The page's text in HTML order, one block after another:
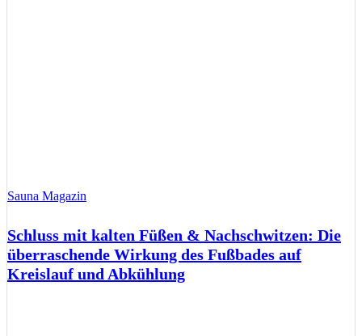
Sauna Magazin
Schluss mit kalten Füßen & Nachschwitzen: Die
überraschende Wirkung des Fußbades auf
Kreislauf und Abkühlung